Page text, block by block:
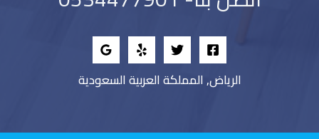
الرياض, المملكة العربية السعودية